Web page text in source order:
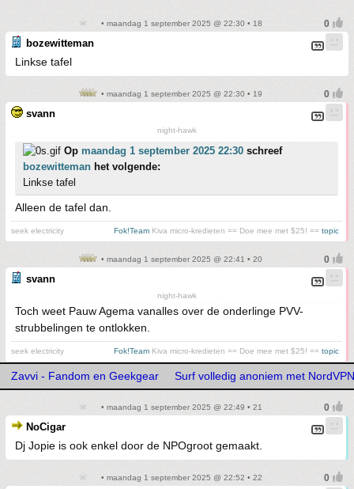
• maandag 1 september 2025 @ 22:30 • 18
bozewitteman
Linkse tafel
• maandag 1 september 2025 @ 22:30 • 19
svann
night-hawk
Op maandag 1 september 2025 22:30 schreef
bozewitteman het volgende:
Linkse tafel
Alleen de tafel dan.
seek electricity Fok!Team Kiva micro-kredieten == Doe mee met $25! == topic
• maandag 1 september 2025 @ 22:41 • 20
svann
night-hawk
Toch weet Pauw Agema vanalles over de onderlinge PVV-
strubbelingen te ontlokken.
seek electricity Fok!Team Kiva micro-kredieten == Doe mee met $25! == topic
Zavvi - Fandom en Geekgear Surf volledig anoniem met NordVPN
• maandag 1 september 2025 @ 22:49 • 21
NoCigar
Dj Jopie is ook enkel door de NPOgroot gemaakt.
• maandag 1 september 2025 @ 22:52 • 22